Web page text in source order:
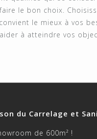
le bon choix.
le mieux à vos
à atteindre vos
du Carrelage et
de 600m² !